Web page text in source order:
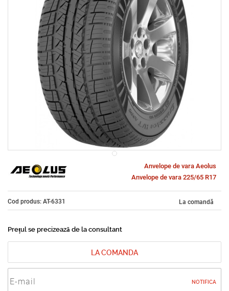
Anvelope de vara Aeolus
Anvelope de vara 225/65 R17
Cod produs: AT-6331 La comandă
Prețul se precizează de la consultant
LA COMANDA
NOTIFICA